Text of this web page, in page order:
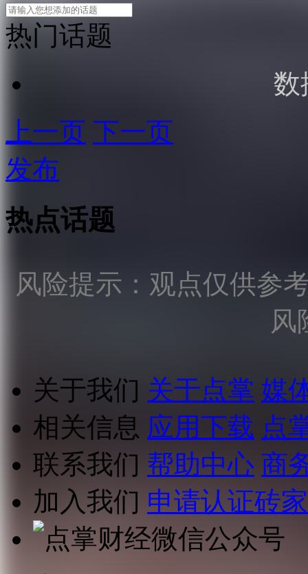
热门话题
数
上一页 下一页
发布
热点话题
风险提示：观点仅供参
风
关于我们 关于点掌 媒
相关信息 应用下载 点
联系我们 帮助中心 商
加入我们 申请认证砖家